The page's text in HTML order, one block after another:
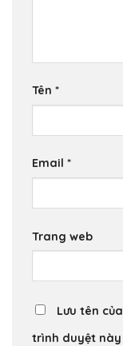
Tên *
Email *
Trang web
Lưu tên
trình duyệt này